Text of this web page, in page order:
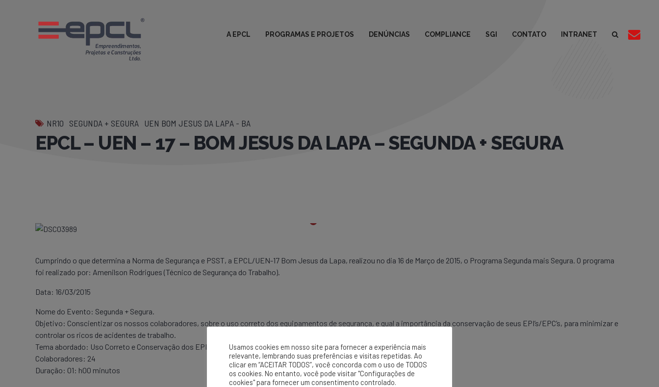
A EPCL PROGRAMAS E PROJETOS DENÚNCIAS COMPLIANCE SGI CONTATO INTRANET
NR10 SEGUNDA + SEGURA UEN BOM JESUS DA LAPA - BA
EPCL – UEN – 17 – BOM JESUS DA LAPA – SEGUNDA + SEGURA
Cumprindo o que determina a Norma de Segurança e PSST, a EPCL/UEN-17 Bom Jesus da Lapa, realizou no dia 16 de Março de 2015, o Programa Segunda mais Segura. O programa
foi realizado por: Amenilson Rodrigues (Técnico de Segurança do Trabalho).
Data: 16/03/2015
Nome do Evento: Segunda + Segura.
Objetivo: Conscientizar os nossos colaboradores, sobre o uso correto dos equipamentos de segurança, e qual a importância da conservação de seus EPI’s/EPC’s, para minimizar e
controlar os ricos de acidentes de trabalho.
Tema abordado: Uso Correto e Conservação dos EPI’s e EPC’s.
Colaboradores: 24
Duração: 01: h00 minutos
Usamos cookies em nosso site para fornecer a experiência mais
relevante, lembrando suas preferências e visitas repetidas. Ao
clicar em “ACEITAR TODOS”, você concorda com o uso de TODOS
os cookies. No entanto, você pode visitar "Configurações de
cookies" para fornecer um consentimento controlado.